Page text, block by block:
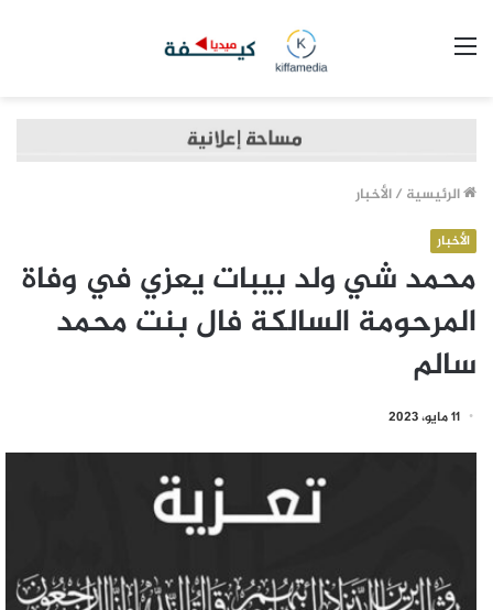
الرئيسية /الأخبار
الأخبار
محمد شي ولد بيبات يعزي في وفاة
المرحومة السالكة فال بنت محمد
سالم
11 مايو، 2023